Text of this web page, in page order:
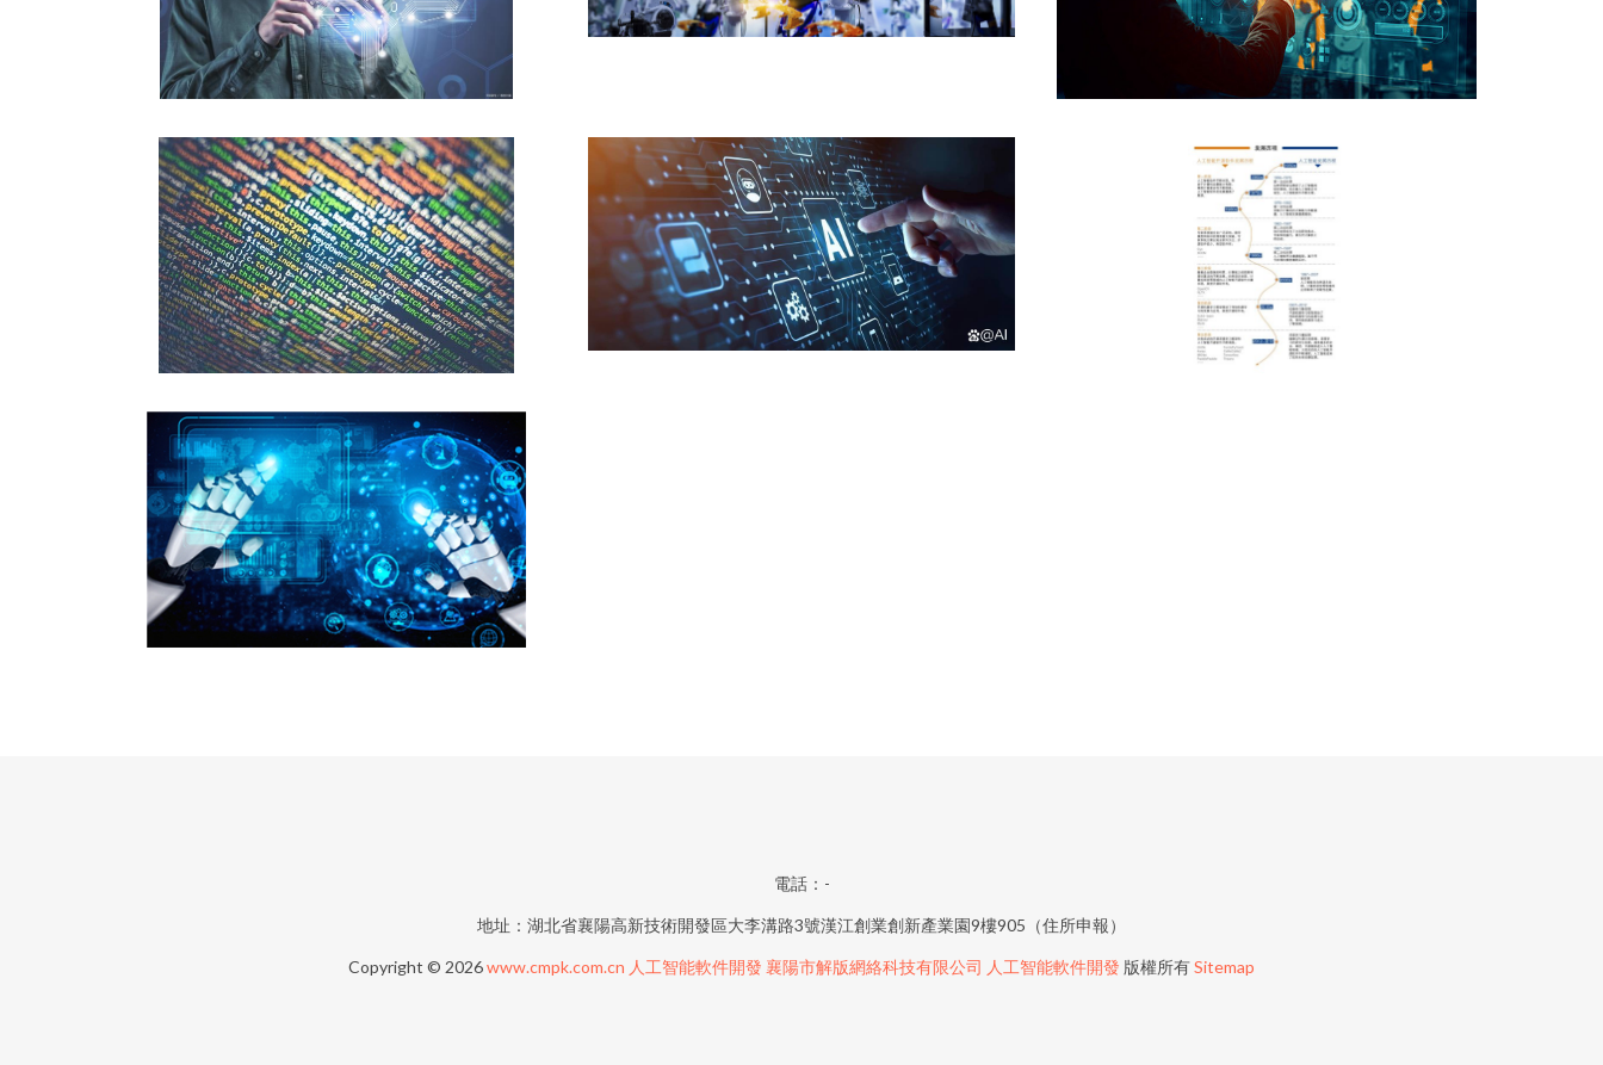
電話：-
地址：湖北省襄陽高新技術開發區大李溝路3號漢江創業創新產業園9樓905（住所申報）
Copyright © 2026www.cmpk.com.cn 人工智能軟件開發 襄陽市解版網絡科技有限公司 人工智能軟件開發 版權所有Sitemap